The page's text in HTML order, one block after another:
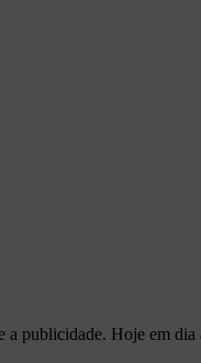
publicidade. Hoje em dia